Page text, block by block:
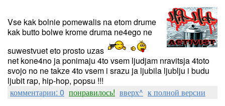
Vse kak bolnie pomewalis na etom drume
kak butto bolwe krome druma ne4ego ne
suwestvuet eto prosto uzas
net kone4no ja ponimaju 4to vsem ljudjam nravitsja 4toto
svojo no ne takze 4to vsem i srazu ja ljubila ljublju i budu
ljubit rap, hip-hop, popsu !!!
комментарии: 0 понравилось! вверх^ к полной версии